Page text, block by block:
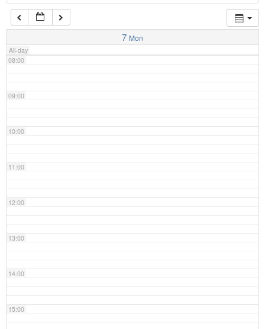
7 Mon
All-day
07:00
08:00
09:00
10:00
11:00
12:00
13:00
14:00
15:00